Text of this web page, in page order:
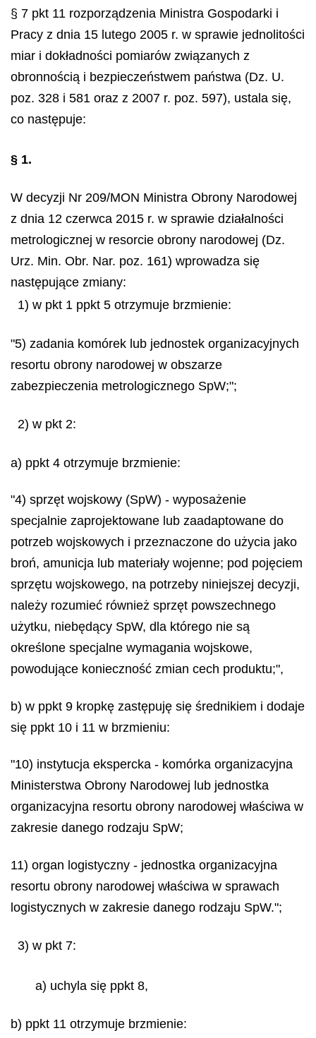
§ 7 pkt 11 rozporządzenia Ministra Gospodarki i
Pracy z dnia 15 lutego 2005 r. w sprawie jednolitości
miar i dokładności pomiarów związanych z
obronnością i bezpieczeństwem państwa (Dz. U.
poz. 328 i 581 oraz z 2007 r. poz. 597), ustala się,
co następuje:
§ 1.
W decyzji Nr 209/MON Ministra Obrony Narodowej
z dnia 12 czerwca 2015 r. w sprawie działalności
metrologicznej w resorcie obrony narodowej (Dz.
Urz. Min. Obr. Nar. poz. 161) wprowadza się
następujące zmiany:
1) w pkt 1 ppkt 5 otrzymuje brzmienie:
"5) zadania komórek lub jednostek organizacyjnych
resortu obrony narodowej w obszarze
zabezpieczenia metrologicznego SpW;";
2) w pkt 2:
a) ppkt 4 otrzymuje brzmienie:
"4) sprzęt wojskowy (SpW) - wyposażenie
specjalnie zaprojektowane lub zaadaptowane do
potrzeb wojskowych i przeznaczone do użycia jako
broń, amunicja lub materiały wojenne; pod pojęciem
sprzętu wojskowego, na potrzeby niniejszej decyzji,
należy rozumieć również sprzęt powszechnego
użytku, niebędący SpW, dla którego nie są
określone specjalne wymagania wojskowe,
powodujące konieczność zmian cech produktu;",
b) w ppkt 9 kropkę zastępuję się średnikiem i dodaje
się ppkt 10 i 11 w brzmieniu:
"10) instytucja ekspercka - komórka organizacyjna
Ministerstwa Obrony Narodowej lub jednostka
organizacyjna resortu obrony narodowej właściwa w
zakresie danego rodzaju SpW;
11) organ logistyczny - jednostka organizacyjna
resortu obrony narodowej właściwa w sprawach
logistycznych w zakresie danego rodzaju SpW.";
3) w pkt 7:
a) uchyla się ppkt 8,
b) ppkt 11 otrzymuje brzmienie: